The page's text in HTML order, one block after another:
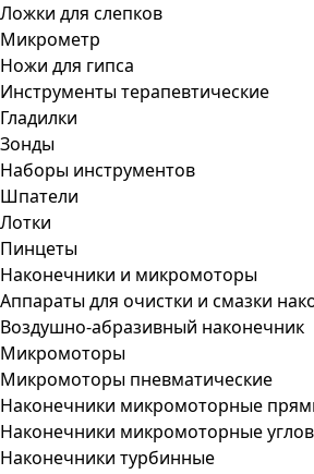
Ложки для слепков
Микрометр
Ножи для гипса
Инструменты терапевтические
Гладилки
Зонды
Наборы инструментов
Шпатели
Лотки
Пинцеты
Наконечники и микромоторы
Аппараты для очистки и смазки
Воздушно-абразивный наконечник
Микромоторы
Микромоторы пневматические
Наконечники микромоторные
Наконечники микромоторные
Наконечники турбинные